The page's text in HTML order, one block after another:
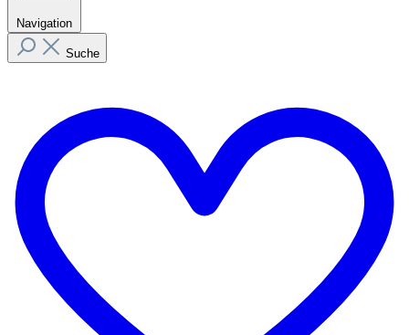
Navigation
Suche